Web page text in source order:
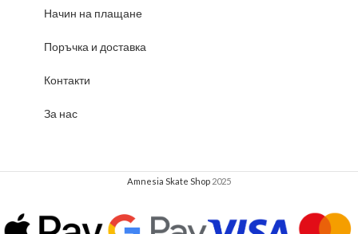
Начин на плащане
Поръчка и доставка
Контакти
За нас
Amnesia Skate Shop 2025